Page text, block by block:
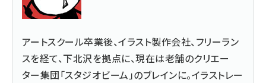
アートスクール卒業後、イラスト製作会社、フリーラン
スを経て、下北沢を拠点に、現在は老舗のクリエー
ター集団「スタジオビーム」のブレインに。イラストレー